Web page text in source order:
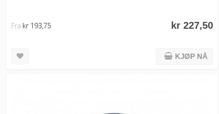
kr 227,50
Fra kr 193,75
KJØP NÅ